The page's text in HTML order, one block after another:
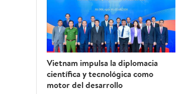
Vietnam impulsa la diplomacia
científica y tecnológica como
motor del desarrollo